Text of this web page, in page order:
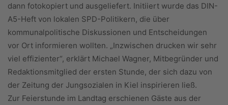
dann fotokopiert und ausgeliefert. Initiiert wurde das DIN-
A5-Heft von lokalen SPD-Politikern, die über
kommunalpolitische Diskussionen und Entscheidungen
vor Ort informieren wollten. „Inzwischen drucken wir sehr
viel effizienter“, erklärt Michael Wagner, Mitbegründer und
Redaktionsmitglied der ersten Stunde, der sich dazu von
der Zeitung der Jungsozialen in Kiel inspirieren ließ.
Zur Feierstunde im Landtag erschienen Gäste aus der